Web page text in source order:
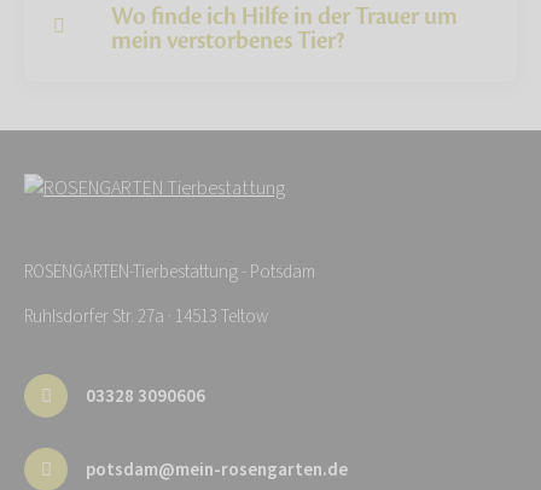
Wo finde ich Hilfe in der Trauer um
mein verstorbenes Tier?
ROSENGARTEN-Tierbestattung - Potsdam
Ruhlsdorfer Str. 27a · 14513 Teltow
03328 3090606
potsdam@mein-rosengarten.de